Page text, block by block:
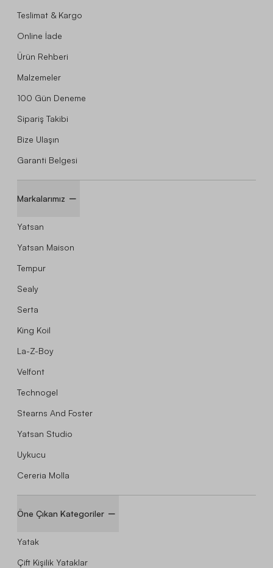
Teslimat & Kargo
Online İade
Ürün Rehberi
Malzemeler
100 Gün Deneme
Sipariş Takibi
Bize Ulaşın
Garanti Belgesi
Markalarımız
Yatsan
Yatsan Maison
Tempur
Sealy
Serta
King Koil
La-Z-Boy
Velfont
Technogel
Stearns And Foster
Yatsan Studio
Uykucu
Cereria Molla
Öne Çıkan Kategoriler
Yatak
Çift Kişilik Yataklar